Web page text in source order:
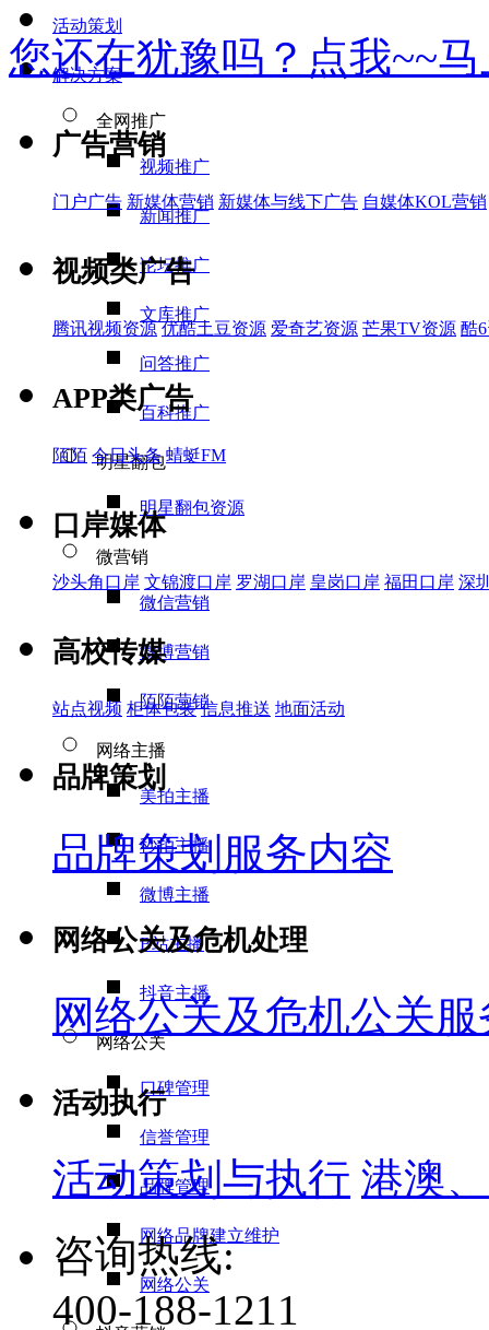
活动策划
解决方案
全网推广
视频推广
新闻推广
论坛推广
文库推广
问答推广
百科推广
明星翻包
明星翻包资源
微营销
微信营销
微博营销
陌陌营销
网络主播
美拍主播
秒拍主播
微博主播
B站主播
抖音主播
网络公关
口碑管理
信誉管理
品牌管理
网络品牌建立维护
网络公关
您还在犹豫吗？点我~~
广告营销
门户广告 新媒体营销 新媒体与线下广告 自媒体KOL营销
视频类广告
腾讯视频资源 优酷土豆资源 爱奇艺资源 芒果TV资源 酷
APP类广告
陌陌 今日头条 蜻蜓FM
口岸媒体
沙头角口岸 文锦渡口岸 罗湖口岸 皇岗口岸 福田口岸 深
高校传媒
站点视频 柜体包装 信息推送 地面活动
品牌策划
品牌策划服务内容
网络公关及危机处理
网络公关及危机公关
活动执行
活动策划与执行 港澳
咨询热线:
400-188-1211